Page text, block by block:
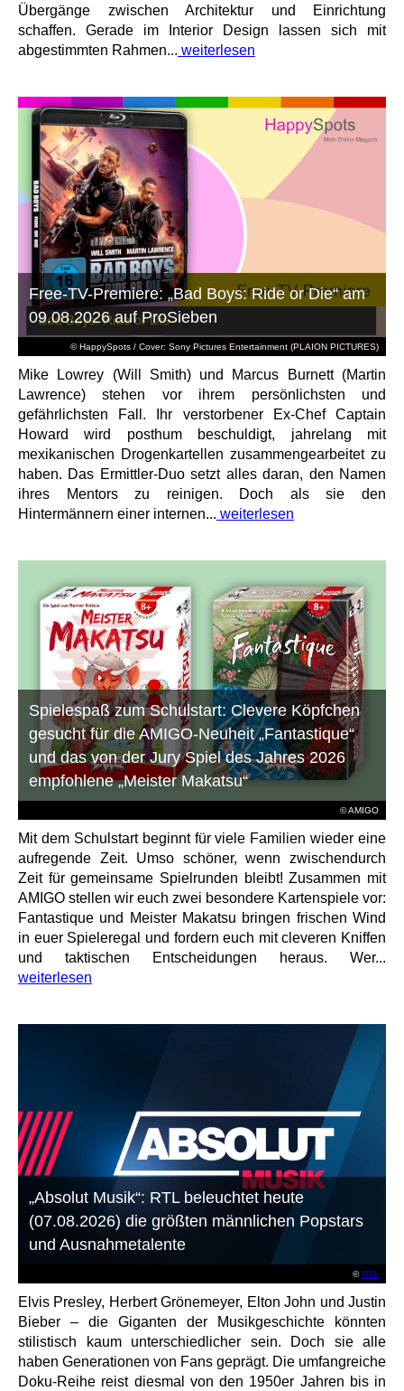
Übergänge zwischen Architektur und Einrichtung
schaffen. Gerade im Interior Design lassen sich mit
abgestimmten Rahmen... weiterlesen
© HappySpots / Cover: Sony Pictures Entertainment (PLAION PICTURES)
Free-TV-Premiere: „Bad Boys: Ride or Die“ am
09.08.2026 auf ProSieben
Mike Lowrey (Will Smith) und Marcus Burnett (Martin
Lawrence) stehen vor ihrem persönlichsten und
gefährlichsten Fall. Ihr verstorbener Ex-Chef Captain
Howard wird posthum beschuldigt, jahrelang mit
mexikanischen Drogenkartellen zusammengearbeitet zu
haben. Das Ermittler-Duo setzt alles daran, den Namen
ihres Mentors zu reinigen. Doch als sie den
Hintermännern einer internen... weiterlesen
© AMIGO
Spielespaß zum Schulstart: Clevere Köpfchen
gesucht für die AMIGO-Neuheit „Fantastique“
und das von der Jury Spiel des Jahres 2026
empfohlene „Meister Makatsu“
Mit dem Schulstart beginnt für viele Familien wieder eine
aufregende Zeit. Umso schöner, wenn zwischendurch
Zeit für gemeinsame Spielrunden bleibt! Zusammen mit
AMIGO stellen wir euch zwei besondere Kartenspiele vor:
Fantastique und Meister Makatsu bringen frischen Wind
in euer Spieleregal und fordern euch mit cleveren Kniffen
und taktischen Entscheidungen heraus. Wer...
weiterlesen
©RTL
„Absolut Musik“: RTL beleuchtet heute
(07.08.2026) die größten männlichen Popstars
und Ausnahmetalente
Elvis Presley, Herbert Grönemeyer, Elton John und Justin
Bieber – die Giganten der Musikgeschichte könnten
stilistisch kaum unterschiedlicher sein. Doch sie alle
haben Generationen von Fans geprägt. Die umfangreiche
Doku-Reihe reist diesmal von den 1950er Jahren bis in